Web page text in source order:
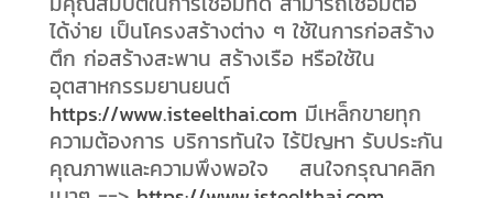
ได้ง่าย เป็นโครงสร้างต่าง ๆ ใช้ในการก่อสร้าง
ตึก ก่อสร้างสะพาน สร้างเรือ หรือใช้ใน
อุตสาหกรรมยานยนต์
https://www.isteelthai.comมีเหล็กขายทุก
ความต้องการ บริการทันใจ ไร้ปัญหา รับประกัน
คุณภาพและความพึงพอใจ สนใจกรุณาคลิก